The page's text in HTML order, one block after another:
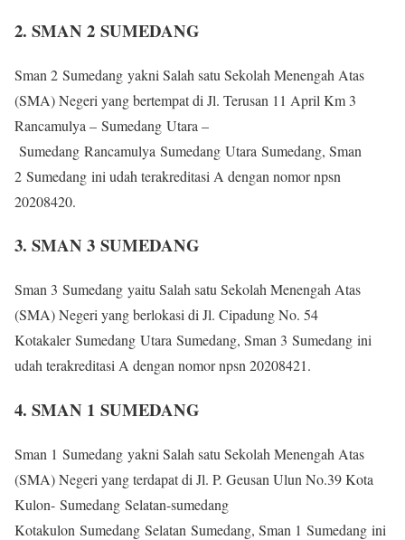
2. SMAN 2 SUMEDANG
Sman 2 Sumedang yakni Salah satu Sekolah Menengah Atas
(SMA) Negeri yang bertempat di Jl. Terusan 11 April Km 3
Rancamulya – Sumedang Utara –
Sumedang Rancamulya Sumedang Utara Sumedang, Sman
2 Sumedang ini udah terakreditasi A dengan nomor npsn
20208420.
3. SMAN 3 SUMEDANG
Sman 3 Sumedang yaitu Salah satu Sekolah Menengah Atas
(SMA) Negeri yang berlokasi di Jl. Cipadung No. 54
Kotakaler Sumedang Utara Sumedang, Sman 3 Sumedang ini
udah terakreditasi A dengan nomor npsn 20208421.
4. SMAN 1 SUMEDANG
Sman 1 Sumedang yakni Salah satu Sekolah Menengah Atas
(SMA) Negeri yang terdapat di Jl. P. Geusan Ulun No.39 Kota
Kulon- Sumedang Selatan-sumedang
Kotakulon Sumedang Selatan Sumedang, Sman 1 Sumedang ini